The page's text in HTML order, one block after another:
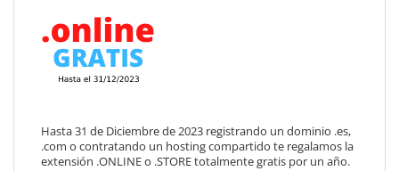
Hasta 31 de Diciembre de 2023 registrando un dominio .es,
.com o contratando un hosting compartido te regalamos la
extensión .ONLINE o .STORE totalmente gratis por un año.